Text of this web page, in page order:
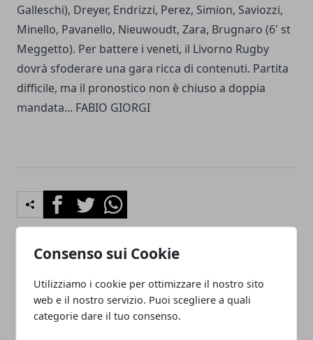
Consenso sui Cookie
Utilizziamo i cookie per ottimizzare il nostro sito
web e il nostro servizio. Puoi scegliere a quali
categorie dare il tuo consenso.
Galleschi), Dreyer, Endrizzi, Perez, Simion, Saviozzi,
Minello, Pavanello, Nieuwoudt, Zara, Brugnaro (6' st
Meggetto). Per battere i veneti, il Livorno Rugby
dovrà sfoderare una gara ricca di contenuti. Partita
difficile, ma il pronostico non è chiuso a doppia
mandata... FABIO GIORGI
FacebookTwitterWhatsapp
Livorno punta ad un
campionato di metà
Roma, convocati Ongaro e